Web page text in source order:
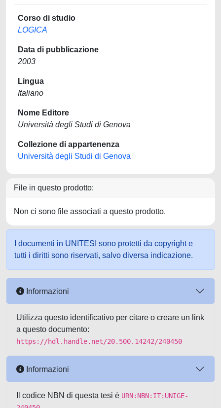
Corso di studio
LOGICA
Data di pubblicazione
2003
Lingua
Italiano
Nome Editore
Università degli Studi di Genova
Collezione di appartenenza
Università degli Studi di Genova
File in questo prodotto:
Non ci sono file associati a questo prodotto.
I documenti in UNITESI sono protetti da copyright e
tutti i diritti sono riservati, salvo diversa indicazione.
Informazioni
Utilizza questo identificativo per citare o creare un link
a questo documento:
https://hdl.handle.net/20.500.14242/240450
Informazioni
Il codice NBN di questa tesi è URN:NBN:IT:UNIGE-